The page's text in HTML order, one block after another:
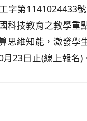
字第1141024433
科技教育之教學重
思維知能，激發學
23日止(線上報名)